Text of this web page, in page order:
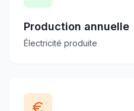
Production annuelle
Électricité produite